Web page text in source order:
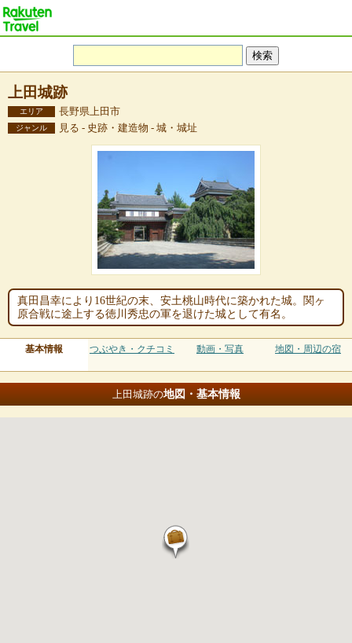
上田城跡
エリア 長野県上田市
ジャンル 見る - 史跡・建造物 - 城・城址
真田昌幸により16世紀の末、安土桃山時代に築かれた城。関ヶ
原合戦に途上する徳川秀忠の軍を退けた城として有名。
基本情報 つぶやき・クチコミ 動画・写真 地図・周辺の宿
上田城跡の地図・基本情報